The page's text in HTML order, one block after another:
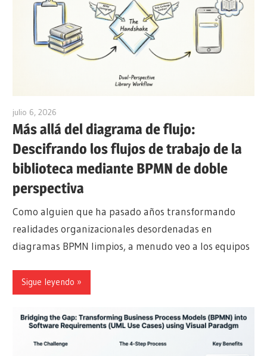
julio 6, 2026
Más allá del diagrama de flujo:
Descifrando los flujos de trabajo de la
biblioteca mediante BPMN de doble
perspectiva
Como alguien que ha pasado años transformando
realidades organizacionales desordenadas en
diagramas BPMN limpios, a menudo veo a los equipos
Sigue leyendo